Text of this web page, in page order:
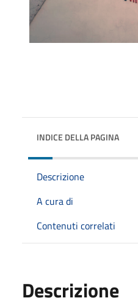
INDICE DELLA PAGINA
Descrizione
A cura di
Contenuti correlati
Descrizione